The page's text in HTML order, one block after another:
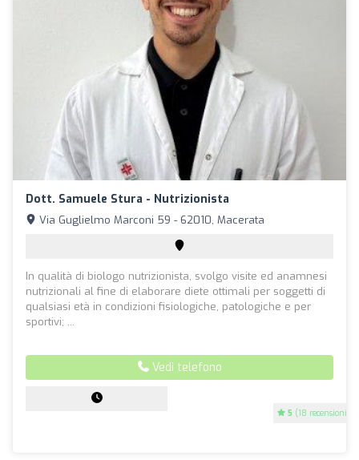
Dott. Samuele Stura - Nutrizionista
5 (18 recensioni)
Via Guglielmo Marconi 59 - 62010, Macerata
In qualità di biologo nutrizionista, svolgo visite ed anamnesi
nutrizionali al fine di elaborare diete ottimali per soggetti di
qualsiasi età in condizioni fisiologiche, patologiche e per
sportivi; ...
Vedi telefono